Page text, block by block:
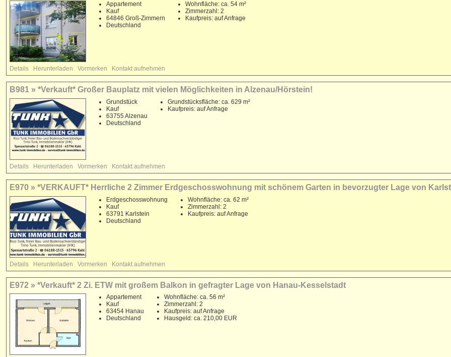
Appartement
Kauf
64846 Groß-Zimmern
Deutschland
Wohnfläche: ca. 54 m²
Zimmerzahl: 2
Kaufpreis: auf Anfrage
Details Herunterladen Vormerken Kontakt aufnehmen
B981 » *Verkauft* Großer Bauplatz mit vielen Möglichkeiten in Alzenau/Hörstein!
Grundstück
Kauf
63755 Alzenau
Deutschland
Grundstücksfläche: ca. 629 m²
Kaufpreis: auf Anfrage
Details Herunterladen Vormerken Kontakt aufnehmen
E970 » *VERKAUFT* Herrliche 2 Zimmer Erdgeschosswohnung mit schönem Garten in bevorzugter Lage von
Erdgeschosswohnung
Kauf
63791 Karlstein
Deutschland
Wohnfläche: ca. 62 m²
Zimmerzahl: 2
Kaufpreis: auf Anfrage
Details Herunterladen Vormerken Kontakt aufnehmen
E972 » *Verkauft* 2 Zi. ETW mit großem Balkon in gefragter Lage von Hanau-Kesselstadt
Appartement
Kauf
63454 Hanau
Deutschland
Wohnfläche: ca. 56 m²
Zimmerzahl: 2
Kaufpreis: auf Anfrage
Hausgeld: ca. 210,00 EUR